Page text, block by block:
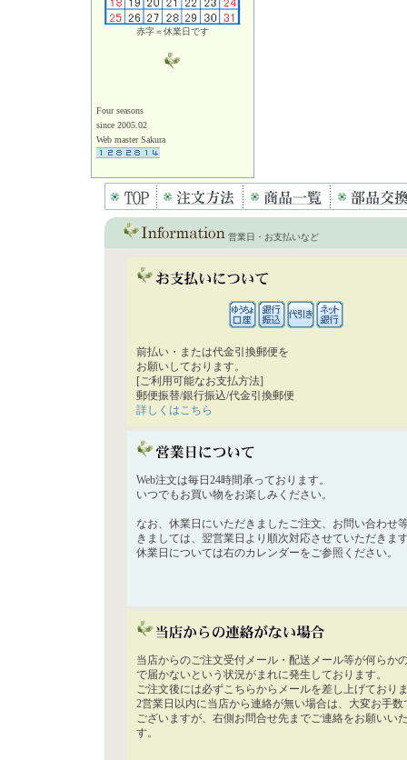
赤字＝休業日です
Four seasons
since 2005.02
Web master Sakura
営業日・お支払いなど
前払い・または代金引換郵便を
お願いしております。
[ご利用可能なお支払方法]
郵便振替/銀行振込/代金引換郵便
詳しくはこちら
Web注文は毎日24時間承っております。
いつでもお買い物をお楽しみください。
なお、休業日にいただきましたご注文、お問い合わせ
きましては、翌営業日より順次対応させていただきま
休業日については右のカレンダーをご参照ください。
当店からのご注文受付メール・配送メール等が何らか
で届かないという状況がまれに発生しております。
ご注文後には必ずこちらからメールを差し上げており
2営業日以内に当店から連絡が無い場合は、大変お手数
ございますが、右側お問合せ先までご連絡をお願いい
す。